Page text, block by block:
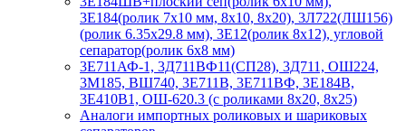
3Е184(ролик 7х10 мм, 8х10, 8х20), 3Л722(ЛШ156)
(ролик 6.35х29.8 мм), 3Е12(ролик 8х12), угловой
сепаратор(ролик 6х8 мм)
3Е711АФ-1, 3Д711ВФ11(СП28), 3Д711, ОШ224,
3М185, ВШ740, 3Е711В, 3Е711ВФ, 3Е184В,
3Е410В1, ОШ-620.3 (с роликами 8х20, 8х25)
Аналоги импортных роликовых и шариковых